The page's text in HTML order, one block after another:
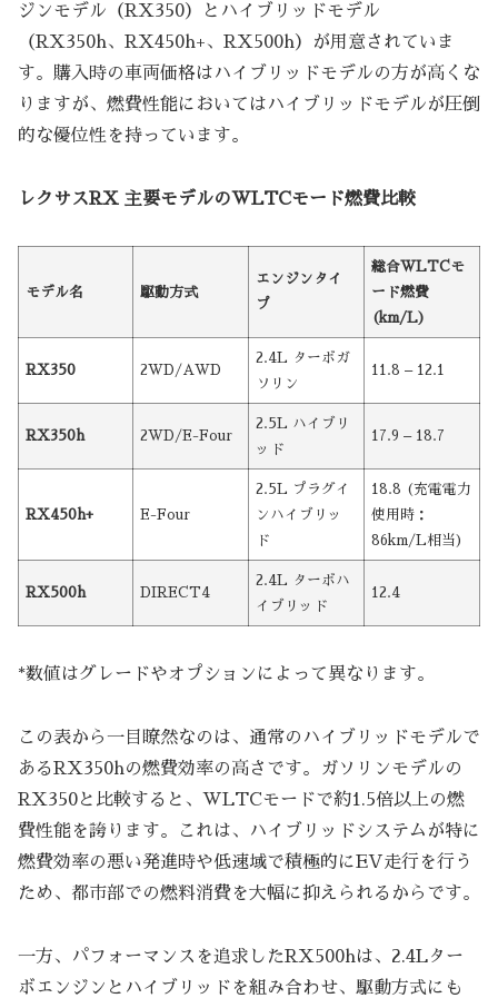
ジンモデル（RX350）とハイブリッドモデル
（RX350h、RX450h+、RX500h）が用意されていま
す。購入時の車両価格はハイブリッドモデルの方が高くな
りますが、燃費性能においてはハイブリッドモデルが圧倒
的な優位性を持っています。
レクサスRX 主要モデルのWLTCモード燃費比較
モデル名 駆動方式
エンジンタイ
プ
総合WLTCモ
ード燃費
(km/L)
RX350 2WD/AWD
2.4L ターボガ
ソリン
11.8 – 12.1
RX350h 2WD/E-Four
2.5L ハイブリ
ッド
17.9 – 18.7
RX450h+ E-Four
2.5L プラグイ
ンハイブリッ
ド
18.8 (充電電力
使用時：
86km/L相当)
RX500h DIRECT4
2.4L ターボハ
イブリッド
12.4
*数値はグレードやオプションによって異なります。
この表から一目瞭然なのは、通常のハイブリッドモデルで
あるRX350hの燃費効率の高さです。ガソリンモデルの
RX350と比較すると、WLTCモードで約1.5倍以上の燃
費性能を誇ります。これは、ハイブリッドシステムが特に
燃費効率の悪い発進時や低速域で積極的にEV走行を行う
ため、都市部での燃料消費を大幅に抑えられるからです。
一方、パフォーマンスを追求したRX500hは、2.4Lター
ボエンジンとハイブリッドを組み合わせ、駆動方式にも